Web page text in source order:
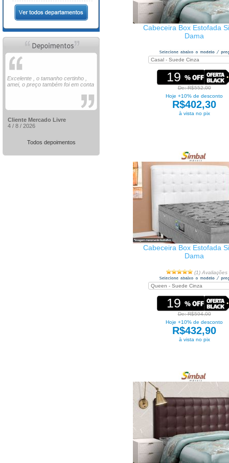
Cabeceira Box Estofada
Dama
19
De: R$552,00
Hoje +10% de desconto
R$402,30
à vista no pix
Cabeceira Box Estofada
Dama
(1) Avaliações
19
De: R$594,00
Hoje +10% de desconto
R$432,90
à vista no pix
Excelente , o tamanho certinho ,
amei, o preço também foi em conta
Cliente Mercado Livre
4 / 8 / 2026
Todos depoimentos